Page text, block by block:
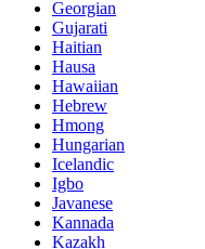
Georgian
Gujarati
Haitian
Hausa
Hawaiian
Hebrew
Hmong
Hungarian
Icelandic
Igbo
Javanese
Kannada
Kazakh